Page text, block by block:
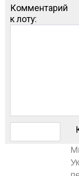
Комментарий
к лоту: